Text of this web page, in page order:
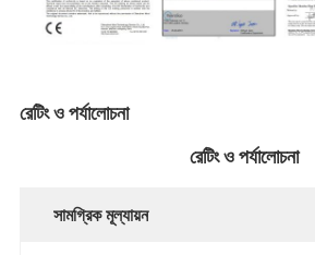
রেটিং ও পর্যালোচনা
রেটিং ও পর্যালোচনা
সামগ্রিক মূল্যায়ন